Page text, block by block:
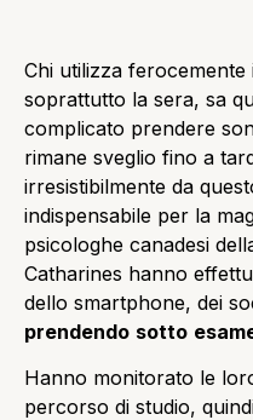
Chi utilizza
soprattutto la sera, sa
complicato prendere
rimane sveglio fino a
irresistibilmente da
indispensabile per la
psicologhe canadesi
Catharines hanno
dello smartphone, dei
prendendo sotto
Hanno monitorato le
percorso di studio,